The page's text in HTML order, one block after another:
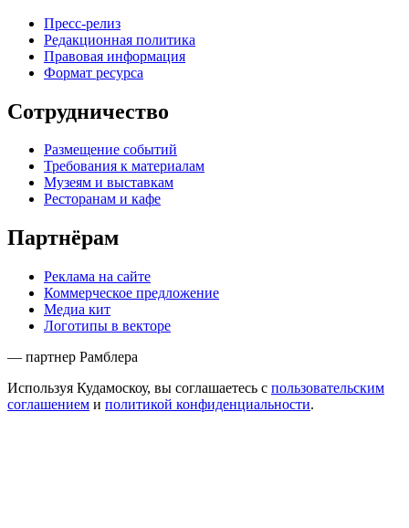
Пресс-релиз
Редакционная политика
Правовая информация
Формат ресурса
Сотрудничество
Размещение событий
Требования к материалам
Музеям и выставкам
Ресторанам и кафе
Партнёрам
Реклама на сайте
Коммерческое предложение
Медиа кит
Логотипы в векторе
— партнер Рамблера
Используя Кудамоскоу, вы соглашаетесь с пользовательским
соглашением и политикой конфиденциальности.